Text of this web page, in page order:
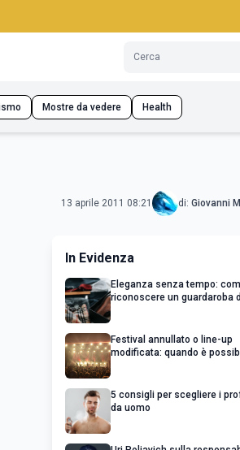
Mostre da vedere Health
13 aprile 2011 08:21 di: Giovanni
In Evidenza
Eleganza senza tempo:
riconoscere un guardaroba
Festival annullato o line-up
modificata: quando è
5 consigli per scegliere i
da uomo